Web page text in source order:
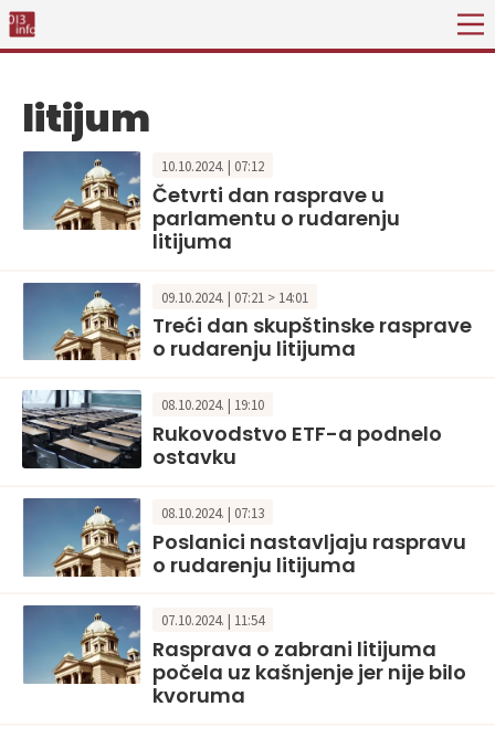
litijum
10.10.2024. | 07:12
Četvrti dan rasprave u
parlamentu o rudarenju
litijuma
09.10.2024. | 07:21 > 14:01
Treći dan skupštinske rasprave
o rudarenju litijuma
08.10.2024. | 19:10
Rukovodstvo ETF-a podnelo
ostavku
08.10.2024. | 07:13
Poslanici nastavljaju raspravu
o rudarenju litijuma
07.10.2024. | 11:54
Rasprava o zabrani litijuma
počela uz kašnjenje jer nije bilo
kvoruma